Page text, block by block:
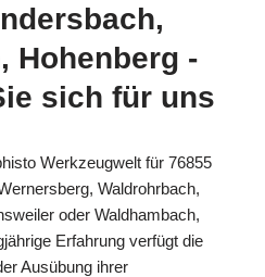
Hohenberg -
sich für uns
Werkzeugwelt für 76855
Waldrohrbach,
oder Waldhambach,
Erfahrung verfügt die
Ausübung ihrer